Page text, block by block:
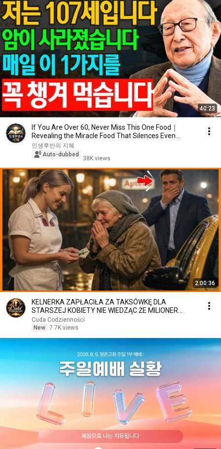
40:23
If You Are Over 60, Never Miss This One Food｜
Revealing the Miracle Food That Silences Even
Doctor...
인생후반의 지혜
Auto-dubbed
38K views
2:00:36
KELNERKA ZAPŁACIŁA ZA TAKSÓWKĘ DLA
STARSZEJ KOBIETY NIE WIEDZĄC ŻE MILIONER
PATRZY
Cuda Codzienności
New 7.7K views